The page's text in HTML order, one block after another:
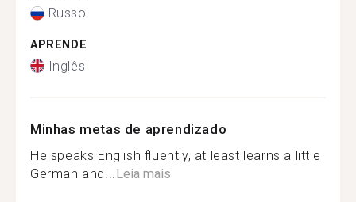
Russo
APRENDE
Inglês
Minhas metas de aprendizado
He speaks English fluently, at least learns a little
German and... Leia mais